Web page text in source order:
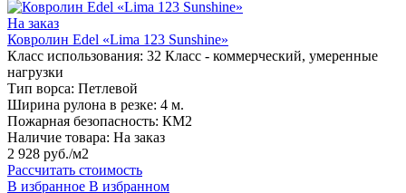
На заказ
Ковролин Edel «Lima 123 Sunshine»
Класс использования: 32 Класс - коммерческий, умеренные
нагрузки
Тип ворса: Петлевой
Ширина рулона в резке: 4 м.
Пожарная безопасность: КМ2
Наличие товара: На заказ
2 928 руб./м2
Рассчитать стоимость
В избранное В избранном